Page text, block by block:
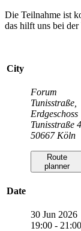
Die Teilnahme ist
das hilft uns bei
City
Forum
Tunisstraße,
Erdgeschoss
Tunisstraße 4
50667 Köln
Route
planner
Date
30 Jun 2026
19:00 - 21:00